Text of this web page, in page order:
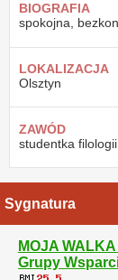
BIOGRAFIA
spokojna,
LOKALIZACJA
Olsztyn
ZAWÓD
studentka
Sygnatura
MOJA
Grupy